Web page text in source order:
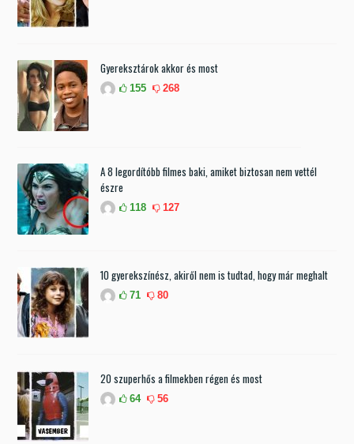
Gyereksztárok akkor és most
155 268
A 8 legordítóbb filmes baki, amiket biztosan nem vettél
észre
118 127
10 gyerekszínész, akiről nem is tudtad, hogy már meghalt
71 80
20 szuperhős a filmekben régen és most
64 56